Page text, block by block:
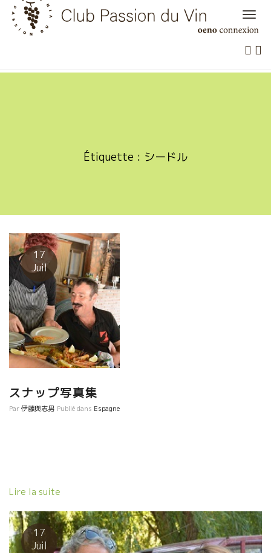
Skip
content
Étiquette : シードル
17
Juil
スナップ写真集
Par伊藤與志男 Publié dans Espagne
Lire la suite
17
Juil